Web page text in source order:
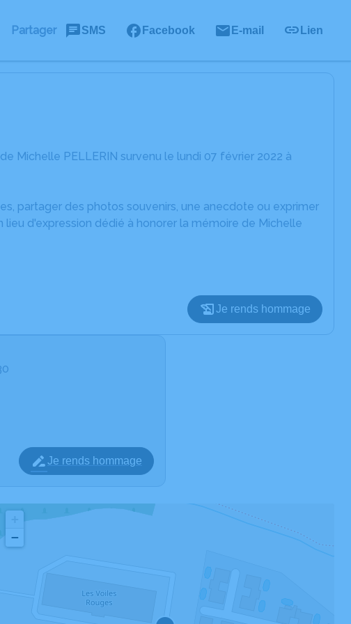
Partager SMS Facebook E-mail Lien
Michelle PELLERIN survenu le lundi 07 février 2022 à
partager des photos souvenirs, une anecdote ou exprimer
d'expression dédié à honorer la mémoire de Michelle
Je rends hommage
Je rends hommage
−